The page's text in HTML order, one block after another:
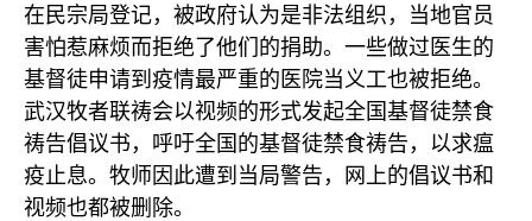
在民宗局登记，被政府认为是非法组织，当地官员
害怕惹麻烦而拒绝了他们的捐助。一些做过医生的
基督徒申请到疫情最严重的医院当义工也被拒绝。
武汉牧者联祷会以视频的形式发起全国基督徒禁食
祷告倡议书，呼吁全国的基督徒禁食祷告，以求瘟
疫止息。牧师因此遭到当局警告，网上的倡议书和
视频也都被删除。